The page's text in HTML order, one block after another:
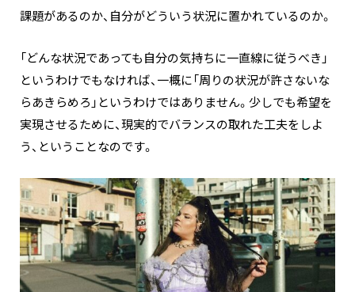
課題があるのか、自分がどういう状況に置かれているのか。
「どんな状況であっても自分の気持ちに一直線に従うべき」
というわけでもなければ、一概に「周りの状況が許さないな
らあきらめろ」というわけではありません。少しでも希望を
実現させるために、現実的でバランスの取れた工夫をしよ
う、ということなのです。